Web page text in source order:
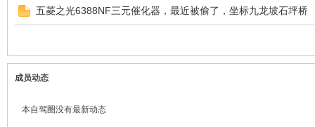
五菱之光6388NF三元催化器，最近被偷了，坐标九龙坡石坪桥
成员动态
本自驾圈没有最新动态